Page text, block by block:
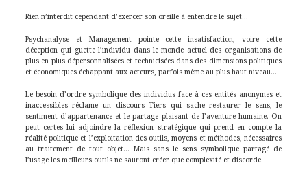
Rien n’interdit cependant d’exercer son oreille à entendre le sujet…
Psychanalyse et Management pointe cette insatisfaction, voire cette
déception qui guette l’individu dans le monde actuel des organisations de
plus en plus dépersonnalisées et technicisées dans des dimensions politiques
et économiques échappant aux acteurs, parfois même au plus haut niveau…
Le besoin d’ordre symbolique des individus face à ces entités anonymes et
inaccessibles réclame un discours Tiers qui sache restaurer le sens, le
sentiment d’appartenance et le partage plaisant de l’aventure humaine. On
peut certes lui adjoindre la réflexion stratégique qui prend en compte la
réalité politique et l’exploitation des outils, moyens et méthodes, nécessaires
au traitement de tout objet… Mais sans le sens symbolique partagé de
l’usage les meilleurs outils ne sauront créer que complexité et discorde.